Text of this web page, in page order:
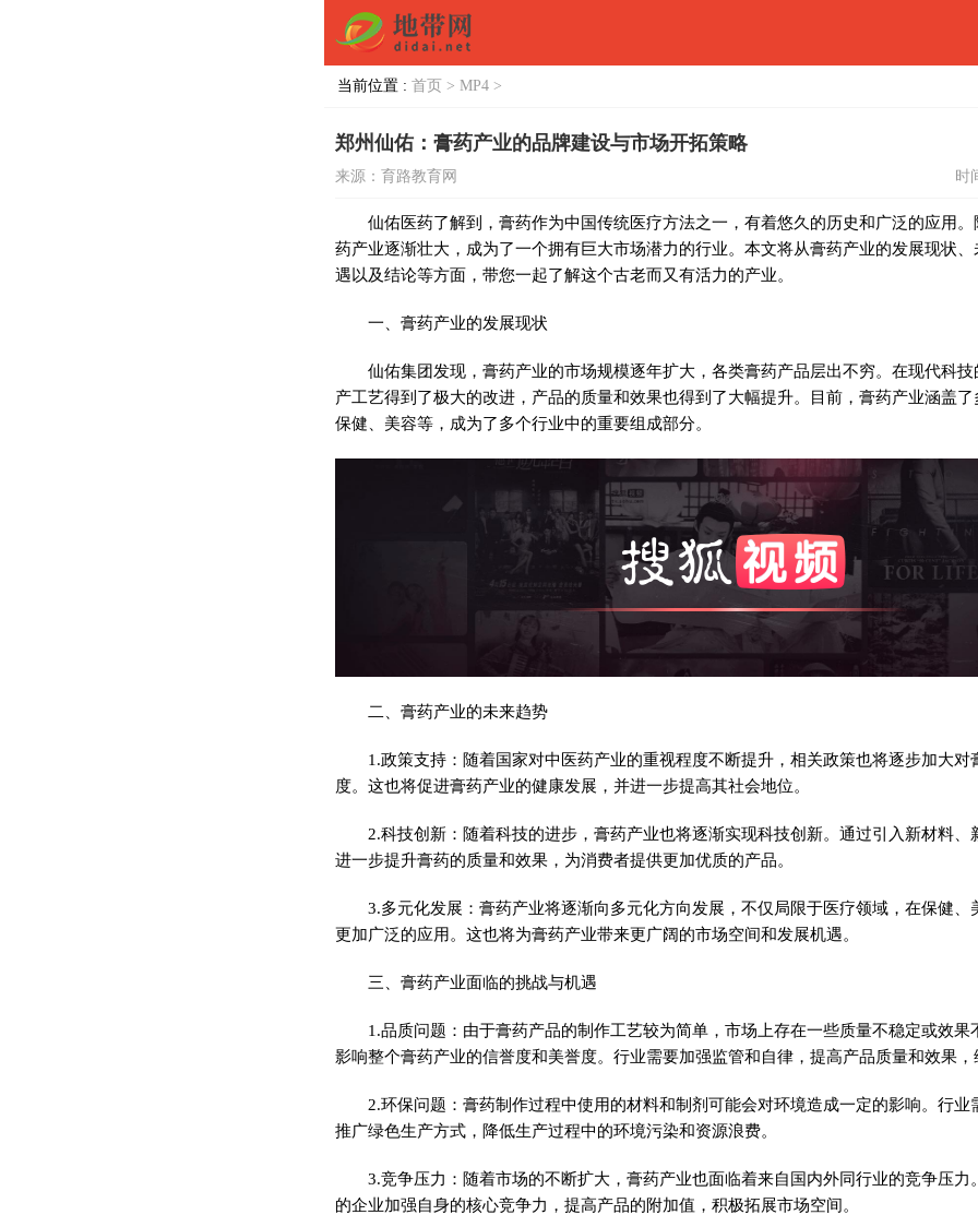
当前位置 : 首页 > MP4 >
郑州仙佑：膏药产业的品牌建设与市场开拓策略
来源：育路教育网 时
仙佑医药了解到，膏药作为中国传统医疗方法之一，有着悠久的历史和广泛的应用
药产业逐渐壮大，成为了一个拥有巨大市场潜力的行业。本文将从膏药产业的发展现状
遇以及结论等方面，带您一起了解这个古老而又有活力的产业。
一、膏药产业的发展现状
仙佑集团发现，膏药产业的市场规模逐年扩大，各类膏药产品层出不穷。在现代科
产工艺得到了极大的改进，产品的质量和效果也得到了大幅提升。目前，膏药产业涵盖
保健、美容等，成为了多个行业中的重要组成部分。
二、膏药产业的未来趋势
1.政策支持：随着国家对中医药产业的重视程度不断提升，相关政策也将逐步加大对
度。这也将促进膏药产业的健康发展，并进一步提高其社会地位。
2.科技创新：随着科技的进步，膏药产业也将逐渐实现科技创新。通过引入新材料、
进一步提升膏药的质量和效果，为消费者提供更加优质的产品。
3.多元化发展：膏药产业将逐渐向多元化方向发展，不仅局限于医疗领域，在保健、
更加广泛的应用。这也将为膏药产业带来更广阔的市场空间和发展机遇。
三、膏药产业面临的挑战与机遇
1.品质问题：由于膏药产品的制作工艺较为简单，市场上存在一些质量不稳定或效果
影响整个膏药产业的信誉度和美誉度。行业需要加强监管和自律，提高产品质量和效果
2.环保问题：膏药制作过程中使用的材料和制剂可能会对环境造成一定的影响。行业
推广绿色生产方式，降低生产过程中的环境污染和资源浪费。
3.竞争压力：随着市场的不断扩大，膏药产业也面临着来自国内外同行业的竞争压力
的企业加强自身的核心竞争力，提高产品的附加值，积极拓展市场空间。